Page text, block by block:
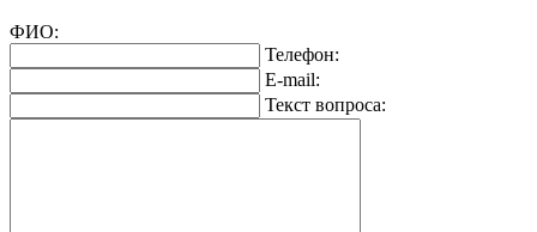
ФИО:
Телефон:
E-mail:
Текст вопроса: